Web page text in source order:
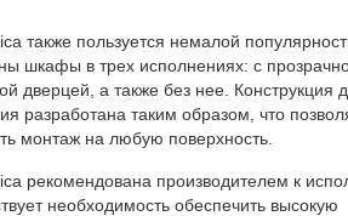
также пользуется немалой
шкафы в трех исполнениях: с
дверцей, а также без нее. Конструкция
разработана таким образом, что
монтаж на любую поверхность.
рекомендована производителем к
необходимость обеспечить высокую